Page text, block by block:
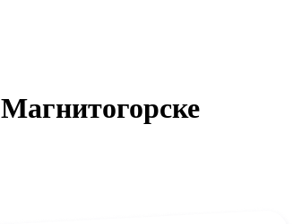
Магнитогорске